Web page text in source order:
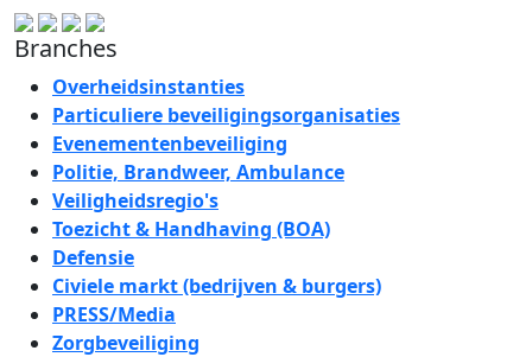
Branches
Overheidsinstanties
Particuliere beveiligingsorganisaties
Evenementenbeveiliging
Politie, Brandweer, Ambulance
Veiligheidsregio's
Toezicht & Handhaving (BOA)
Defensie
Civiele markt (bedrijven & burgers)
PRESS/Media
Zorgbeveiliging